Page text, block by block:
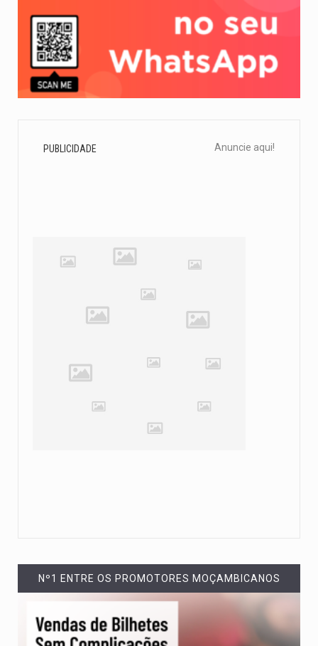
PUBLICIDADE Anuncie aqui!
Nº1 ENTRE OS PROMOTORES MOÇAMBICANOS